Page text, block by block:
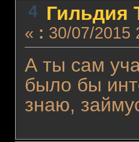
4 Гильдия
« : 30/07/2015
А ты сам
было бы
знаю,